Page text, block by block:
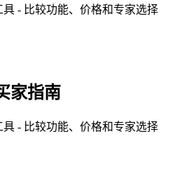
具 - 比较功能、价格和专家选择
家指南
具 - 比较功能、价格和专家选择